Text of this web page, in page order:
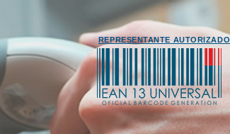
REPRESENTANTE AUTORIZADO